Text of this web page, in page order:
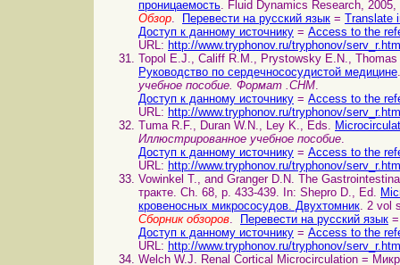
проницаемость. Fluid Dynamics Research, 2005,
Обзор. Перевести на русский язык = Translate
Доступ к данному источнику = Access to the
URL: http://www.tryphonov.ru/tryphonov/
Topol E.J., Califf R.M., Prystowsky E.N.,
Руководство по сердечнососудистой медицине
учебное пособие. Формат .CHM.
Доступ к данному источнику = Access to the
URL: http://www.tryphonov.ru/tryphonov/
Tuma R.F., Duran W.N., Ley K., Eds.
Иллюстрированное учебное пособие.
Доступ к данному источнику = Access to the
URL: http://www.tryphonov.ru/tryphonov/
Vowinkel T., and Granger D.N. The
тракте. Ch. 68, p. 433-439. In: Shepro D., Ed.
кровеносных микрососудов. Двухтомник. 2 vol
Сборник обзоров. Перевести на русский язык =
Доступ к данному источнику = Access to the
URL: http://www.tryphonov.ru/tryphonov/
Welch W.J. Renal Cortical Microcirculation =